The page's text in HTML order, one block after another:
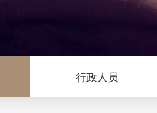
行政人员